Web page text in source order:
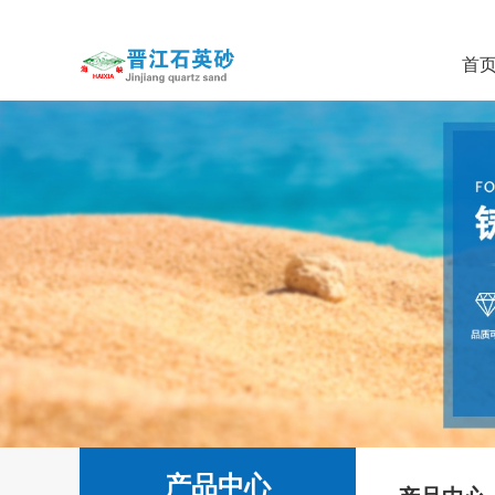
首
产品中心